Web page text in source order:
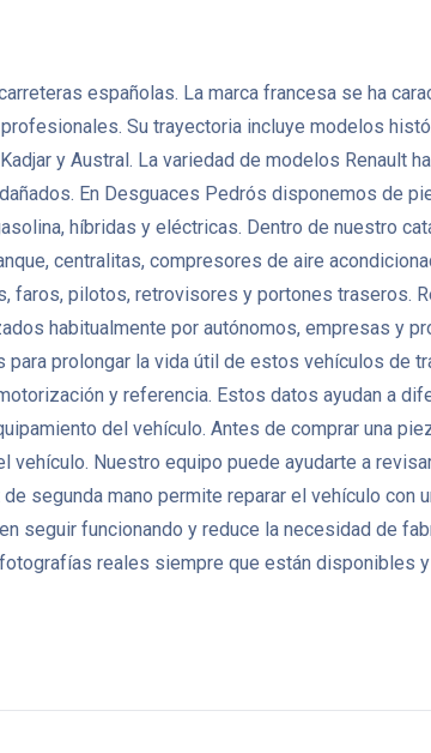
españolas. La marca francesa se ha
Su trayectoria incluye modelos
y Austral. La variedad de modelos Renault
En Desguaces Pedrós disponemos de
híbridas y eléctricas. Dentro de nuestro
centralitas, compresores de aire
pilotos, retrovisores y portones traseros.
habitualmente por autónomos, empresas y
prolongar la vida útil de estos vehículos de
y referencia. Estos datos ayudan a
del vehículo. Antes de comprar una
Nuestro equipo puede ayudarte a
segunda mano permite reparar el vehículo
seguir funcionando y reduce la necesidad de
reales siempre que están disponibles